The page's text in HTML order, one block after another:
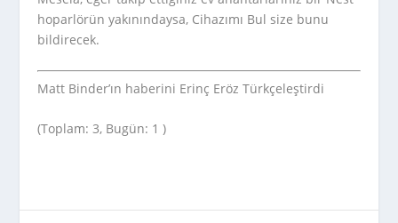
hoparlörün yakınındaysa, Cihazımı Bul size bunu
bildirecek.
Matt Binder’ın haberini Erinç Eröz Türkçeleştirdi
(Toplam: 3, Bugün: 1 )